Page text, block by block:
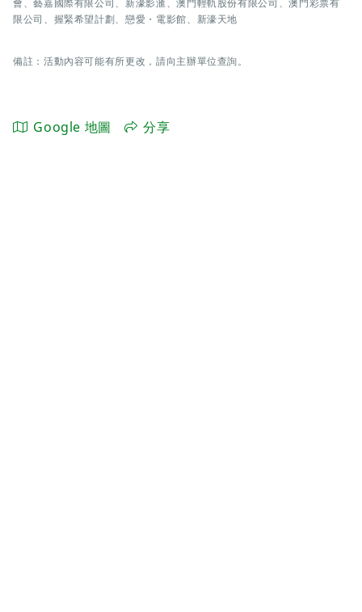
會、藝嘉國際有限公司、新濠影滙、澳門輕軌股份有限公司、澳門彩票有
限公司、握緊希望計劃、戀愛・電影館、新濠天地
備註：活動內容可能有所更改，請向主辦單位查詢。
Google 地圖 分享